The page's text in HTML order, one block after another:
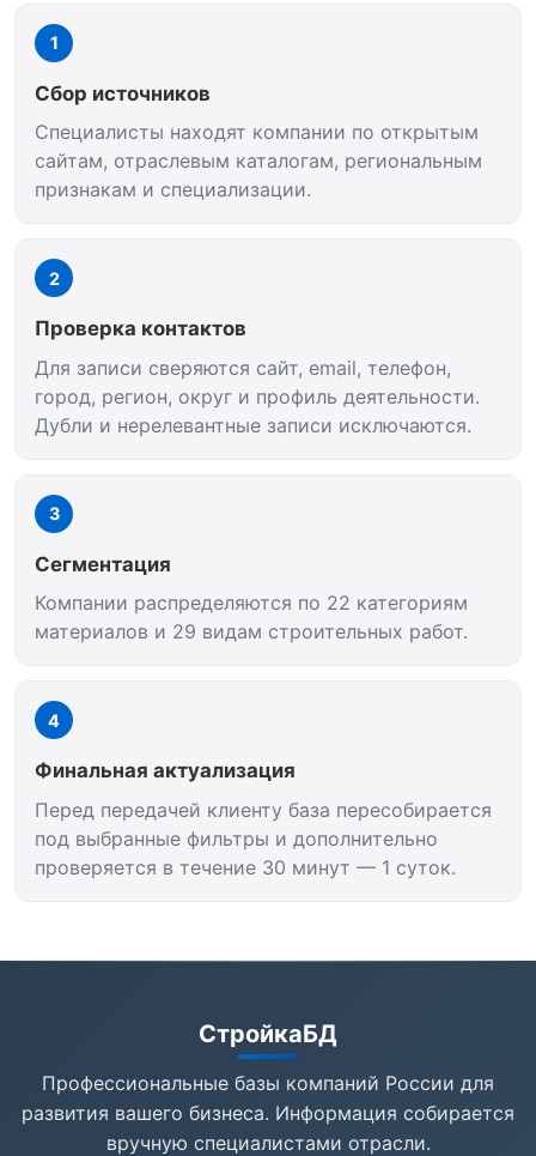
1
Сбор источников
Специалисты находят компании по открытым
сайтам, отраслевым каталогам, региональным
признакам и специализации.
2
Проверка контактов
Для записи сверяются сайт, email, телефон,
город, регион, округ и профиль деятельности.
Дубли и нерелевантные записи исключаются.
3
Сегментация
Компании распределяются по 22 категориям
материалов и 29 видам строительных работ.
4
Финальная актуализация
Перед передачей клиенту база пересобирается
под выбранные фильтры и дополнительно
проверяется в течение 30 минут — 1 суток.
СтройкаБД
Профессиональные базы компаний России для
развития вашего бизнеса. Информация собирается
вручную специалистами отрасли.